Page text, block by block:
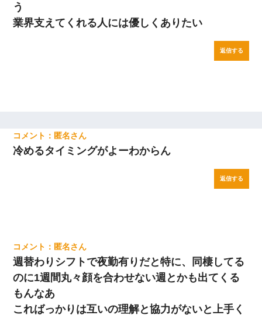
う
業界支えてくれる人には優しくありたい
返信する
匿名
冷めるタイミングがよーわからん
返信する
匿名
週替わりシフトで夜勤有りだと特に、同棲してる
のに1週間丸々顔を合わせない週とかも出てくる
もんなあ
こればっかりは互いの理解と協力がないと上手く